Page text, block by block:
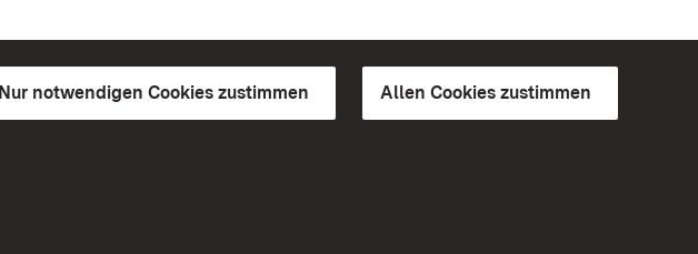
Nur notwendigen Cookies zustimmen Allen Cookies zustimmen